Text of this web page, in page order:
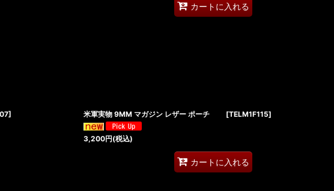
カートに入れる
] 米軍実物 9MM マガジン レザー ポーチ [TELM1F115]
3,200円(税込)
カートに入れる